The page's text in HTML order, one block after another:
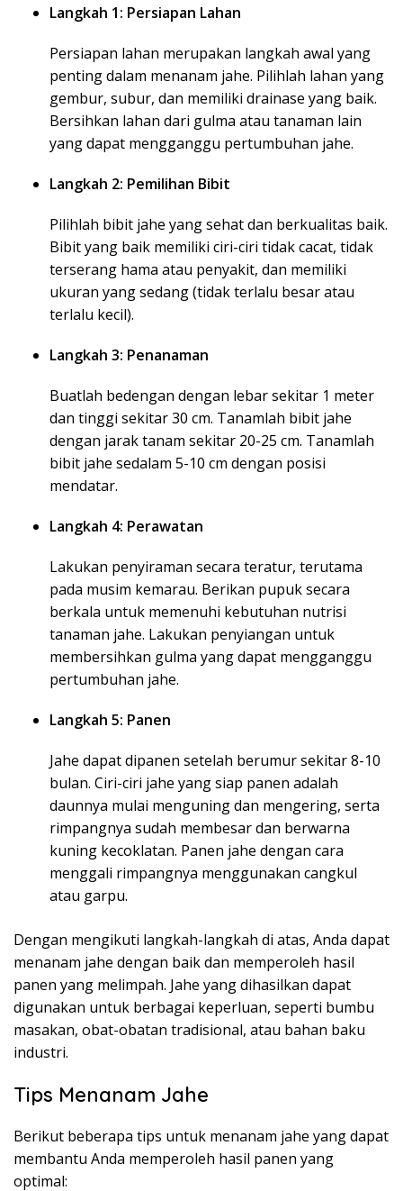
Langkah 1: Persiapan Lahan
Persiapan lahan merupakan langkah awal yang
penting dalam menanam jahe. Pilihlah lahan yang
gembur, subur, dan memiliki drainase yang baik.
Bersihkan lahan dari gulma atau tanaman lain
yang dapat mengganggu pertumbuhan jahe.
Langkah 2: Pemilihan Bibit
Pilihlah bibit jahe yang sehat dan berkualitas baik.
Bibit yang baik memiliki ciri-ciri tidak cacat, tidak
terserang hama atau penyakit, dan memiliki
ukuran yang sedang (tidak terlalu besar atau
terlalu kecil).
Langkah 3: Penanaman
Buatlah bedengan dengan lebar sekitar 1 meter
dan tinggi sekitar 30 cm. Tanamlah bibit jahe
dengan jarak tanam sekitar 20-25 cm. Tanamlah
bibit jahe sedalam 5-10 cm dengan posisi
mendatar.
Langkah 4: Perawatan
Lakukan penyiraman secara teratur, terutama
pada musim kemarau. Berikan pupuk secara
berkala untuk memenuhi kebutuhan nutrisi
tanaman jahe. Lakukan penyiangan untuk
membersihkan gulma yang dapat mengganggu
pertumbuhan jahe.
Langkah 5: Panen
Jahe dapat dipanen setelah berumur sekitar 8-10
bulan. Ciri-ciri jahe yang siap panen adalah
daunnya mulai menguning dan mengering, serta
rimpangnya sudah membesar dan berwarna
kuning kecoklatan. Panen jahe dengan cara
menggali rimpangnya menggunakan cangkul
atau garpu.
Dengan mengikuti langkah-langkah di atas, Anda dapat
menanam jahe dengan baik dan memperoleh hasil
panen yang melimpah. Jahe yang dihasilkan dapat
digunakan untuk berbagai keperluan, seperti bumbu
masakan, obat-obatan tradisional, atau bahan baku
industri.
Tips Menanam Jahe
Berikut beberapa tips untuk menanam jahe yang dapat
membantu Anda memperoleh hasil panen yang
optimal: